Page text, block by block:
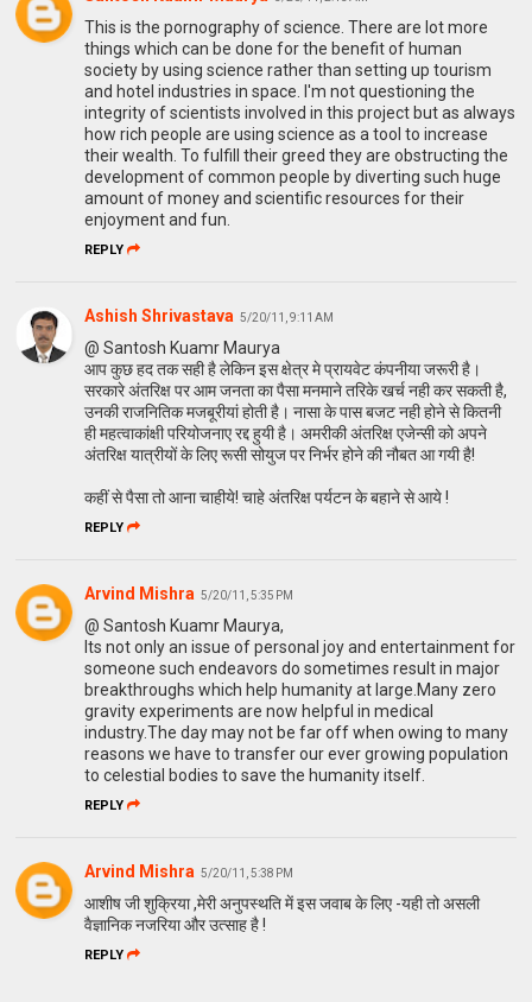
This is the pornography of science. There are lot more
things which can be done for the benefit of human
society by using science rather than setting up tourism
and hotel industries in space. I'm not questioning the
integrity of scientists involved in this project but as always
how rich people are using science as a tool to increase
their wealth. To fulfill their greed they are obstructing the
development of common people by diverting such huge
amount of money and scientific resources for their
enjoyment and fun.
REPLY
Ashish Shrivastava 5/20/11, 9:11 AM
@ Santosh Kuamr Maurya
आप कुछ हद तक सही है लेकिन इस क्षेत्र मे प्रायवेट कंपनीया जरूरी है।
सरकारे अंतरिक्ष पर आम जनता का पैसा मनमाने तरिके खर्च नही कर सकती है,
उनकी राजनितिक मजबूरीयां होती है। नासा के पास बजट नही होने से कितनी
ही महत्वाकांक्षी परियोजनाए रद्द हुयी है। अमरीकी अंतरिक्ष एजेन्सी को अपने
अंतरिक्ष यात्रीयों के लिए रूसी सोयुज पर निर्भर होने की नौबत आ गयी है!
कहीं से पैसा तो आना चाहीये! चाहे अंतरिक्ष पर्यटन के बहाने से आये !
REPLY
Arvind Mishra 5/20/11, 5:35 PM
@ Santosh Kuamr Maurya,
Its not only an issue of personal joy and entertainment for
someone such endeavors do sometimes result in major
breakthroughs which help humanity at large.Many zero
gravity experiments are now helpful in medical
industry.The day may not be far off when owing to many
reasons we have to transfer our ever growing population
to celestial bodies to save the humanity itself.
REPLY
Arvind Mishra 5/20/11, 5:38 PM
आशीष जी शुक्रिया ,मेरी अनुपस्थति में इस जवाब के लिए -यही तो असली
वैज्ञानिक नजरिया और उत्साह है !
REPLY